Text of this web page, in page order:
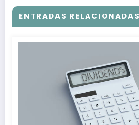
ENTRADAS RELACIONADAS